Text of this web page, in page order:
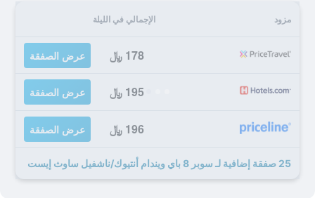
مزود الإجمالي في الليلة
178 ﷼ عرض الصفقة
195 ﷼ عرض الصفقة
196 ﷼ عرض الصفقة
25 صفقة إضافية لـ سوبر 8 باي ويندام أنتيوك/ناشفيل ساوث إيست